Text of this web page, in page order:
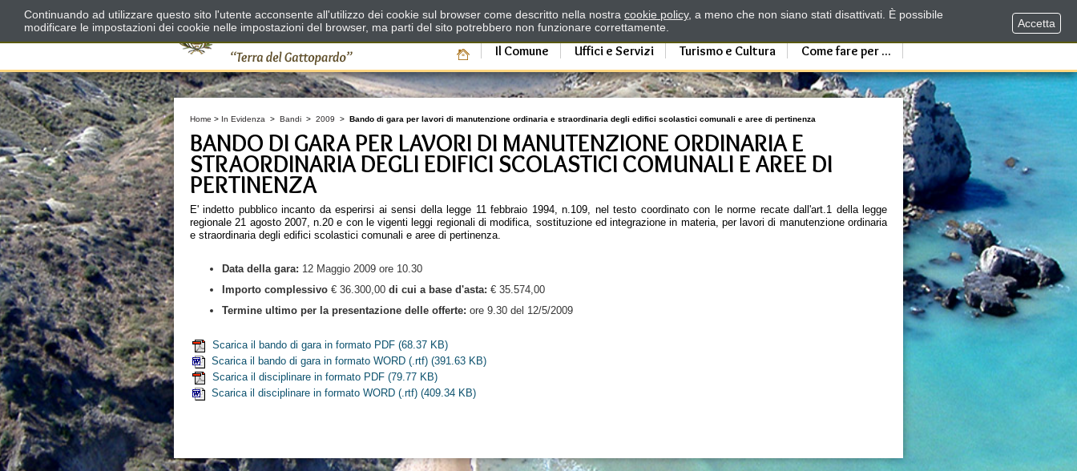
Il Comune Uffici e Servizi Turismo e Cultura Come fare per ...
Home > In Evidenza > Bandi > 2009 > Bando di gara per lavori di manutenzione ordinaria e straordinaria degli edifici scolastici comunali e aree di pertinenza
BANDO DI GARA PER LAVORI DI MANUTENZIONE ORDINARIA E
STRAORDINARIA DEGLI EDIFICI SCOLASTICI COMUNALI E AREE DI
PERTINENZA
E' indetto pubblico incanto da esperirsi ai sensi della legge 11 febbraio 1994, n.109, nel testo coordinato con le norme recate dall'art.1 della legge
regionale 21 agosto 2007, n.20 e con le vigenti leggi regionali di modifica, sostituzione ed integrazione in materia, per lavori di manutenzione ordinaria
e straordinaria degli edifici scolastici comunali e aree di pertinenza.
Data della gara: 12 Maggio 2009 ore 10.30
Importo complessivo € 36.300,00 di cui a base d'asta: € 35.574,00
Termine ultimo per la presentazione delle offerte: ore 9.30 del 12/5/2009
Scarica il bando di gara in formato PDF (68.37 KB)
Scarica il bando di gara in formato WORD (.rtf) (391.63 KB)
Scarica il disciplinare in formato PDF (79.77 KB)
Scarica il disciplinare in formato WORD (.rtf) (409.34 KB)
Continuando ad utilizzare questo sito l'utente acconsente all'utilizzo dei cookie sul browser come descritto nella nostra cookie policy, a meno che non siano stati disattivati. È possibile
modificare le impostazioni dei cookie nelle impostazioni del browser, ma parti del sito potrebbero non funzionare correttamente.
Accetta